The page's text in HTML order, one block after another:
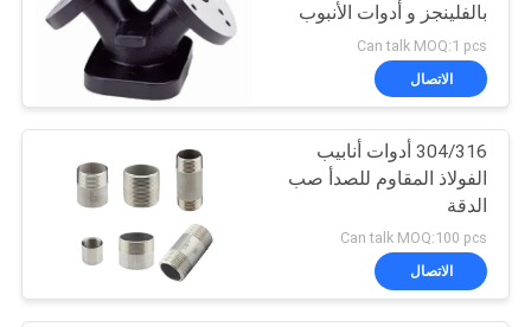
اتصل
أخبار
اطلب
اقتباس
بالفلينجز و أدوات الأنبوب
المزودة بطلاء المسحوق
Can talk MOQ:1 pcs
الاتصال
304/316 أدوات أنابيب
الفولاذ المقاوم للصدأ صب
الدقة
Can talk MOQ:100 pcs
الاتصال